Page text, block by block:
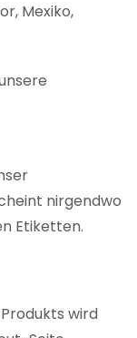
Mexiko,
nirgendwo
Etiketten.
wird